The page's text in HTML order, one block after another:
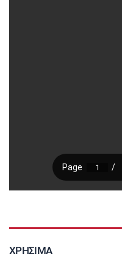
ΧΡΉΣΙΜΑ